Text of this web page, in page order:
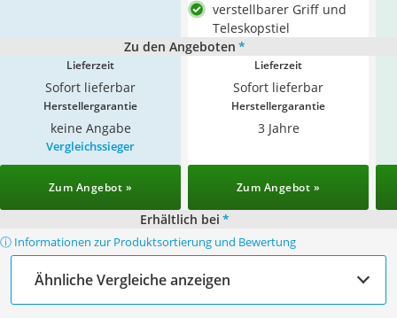
verstellbarer Griff und
Teleskopstiel
Zu den Angeboten *
Lieferzeit
Sofort lieferbar
Lieferzeit
Sofort lieferbar
Herstellergarantie
keine Angabe
Herstellergarantie
3 Jahre
Vergleichssieger
Zum Angebot » Zum Angebot »
Erhältlich bei *
ⓘ Informationen zur Produktsortierung und Bewertung
Ähnliche Vergleiche anzeigen